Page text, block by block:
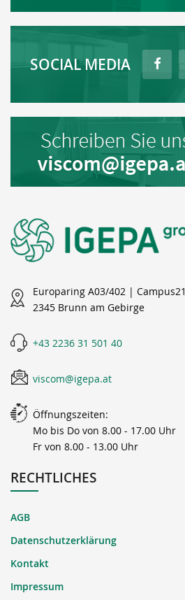
SOCIAL MEDIA
Europaring A03/402 | Campus21
2345 Brunn am Gebirge
+43 2236 31 501 40
viscom@igepa.at
Öffnungszeiten:
Mo bis Do von 8.00 - 17.00 Uhr
Fr von 8.00 - 13.00 Uhr
RECHTLICHES
AGB
Datenschutzerklärung
Kontakt
Impressum